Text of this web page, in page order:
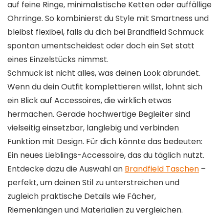
auf feine Ringe, minimalistische Ketten oder auffällige
Ohrringe. So kombinierst du Style mit Smartness und
bleibst flexibel, falls du dich bei Brandfield Schmuck
spontan umentscheidest oder doch ein Set statt
eines Einzelstücks nimmst.
Schmuck ist nicht alles, was deinen Look abrundet.
Wenn du dein Outfit komplettieren willst, lohnt sich
ein Blick auf Accessoires, die wirklich etwas
hermachen. Gerade hochwertige Begleiter sind
vielseitig einsetzbar, langlebig und verbinden
Funktion mit Design. Für dich könnte das bedeuten:
Ein neues Lieblings-Accessoire, das du täglich nutzt.
Entdecke dazu die Auswahl an Brandfield Taschen –
perfekt, um deinen Stil zu unterstreichen und
zugleich praktische Details wie Fächer,
Riemenlängen und Materialien zu vergleichen.